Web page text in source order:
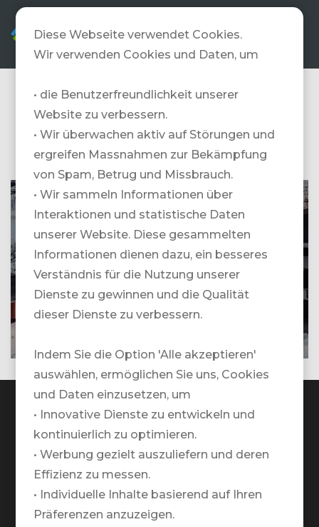
DE
Artic Elements
Heliskiing
HOTEL METROLOGEN @ ARCTIC
ELEMENTS HELISKING
TRAVELZONE AG
Google Maps Standort
+41 41 552 55 00
Diese Webseite verwendet Cookies.
Wir verwenden Cookies und Daten, um
• die Benutzerfreundlichkeit unserer
Website zu verbessern.
• Wir überwachen aktiv auf Störungen und
ergreifen Massnahmen zur Bekämpfung
von Spam, Betrug und Missbrauch.
• Wir sammeln Informationen über
Interaktionen und statistische Daten
unserer Website. Diese gesammelten
Informationen dienen dazu, ein besseres
Verständnis für die Nutzung unserer
Dienste zu gewinnen und die Qualität
dieser Dienste zu verbessern.
Indem Sie die Option 'Alle akzeptieren'
auswählen, ermöglichen Sie uns, Cookies
und Daten einzusetzen, um
• Innovative Dienste zu entwickeln und
kontinuierlich zu optimieren.
• Werbung gezielt auszuliefern und deren
Effizienz zu messen.
• Individuelle Inhalte basierend auf Ihren
Präferenzen anzuzeigen.